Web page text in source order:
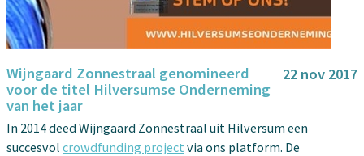
22 nov 2017
Wijngaard Zonnestraal genomineerd
voor de titel Hilversumse Onderneming
van het jaar
In 2014 deed Wijngaard Zonnestraal uit Hilversum een
succesvol crowdfunding project via ons platform. De